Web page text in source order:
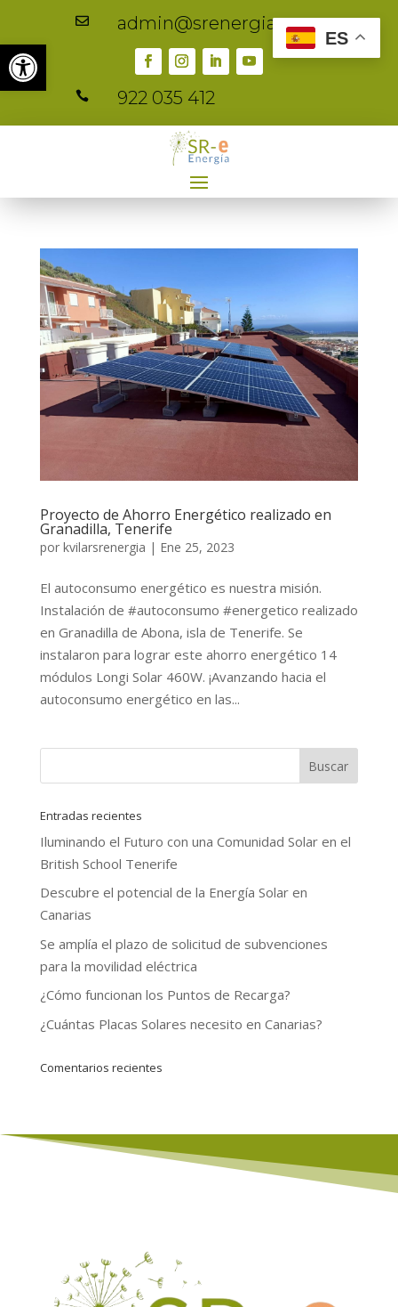
Abrir barra de herramientas
 admin@srenergia.es
 922 035 412
Proyecto de Ahorro Energético realizado en
Granadilla, Tenerife
por kvilarsrenergia | Ene 25, 2023
El autoconsumo energético es nuestra misión.
Instalación de #autoconsumo #energetico realizado
en Granadilla de Abona, isla de Tenerife. Se
instalaron para lograr este ahorro energético 14
módulos Longi Solar 460W. ¡Avanzando hacia el
autoconsumo energético en las...
Entradas recientes
Iluminando el Futuro con una Comunidad Solar en el
British School Tenerife
Descubre el potencial de la Energía Solar en
Canarias
Se amplía el plazo de solicitud de subvenciones
para la movilidad eléctrica
¿Cómo funcionan los Puntos de Recarga?
¿Cuántas Placas Solares necesito en Canarias?
Comentarios recientes
ES